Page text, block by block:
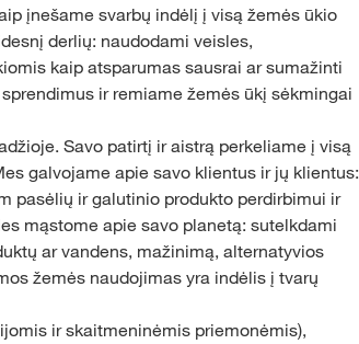
įnešame svarbų indėlį į visą žemės ūkio
derlių: naudodami veisles,
kaip atsparumas sausrai ar sumažinti
ir remiame žemės ūkį sėkmingai
Savo patirtį ir aistrą perkeliame į visą
galvojame apie savo klientus ir jų klientus:
pasėlių ir galutinio produkto perdirbimui ir
mąstome apie savo planetą: sutelkdami
ar vandens, mažinimą, alternatyvios
žemės naudojimas yra indėlis į tvarų
ir skaitmeninėmis priemonėmis),